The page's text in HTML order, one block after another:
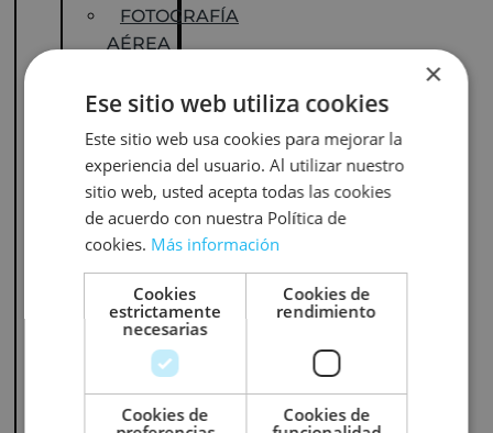
FOTOGRAFÍA
AÉREA
DRONES
FOTOGRAFÍA
AÉREA
CON
CÓRDOBA
FOTOGRAFÍA
AÉREA
CON
DRONES
×
Ese sitio web utiliza cookies
Este sitio web usa cookies para mejorar la
experiencia del usuario. Al utilizar nuestro
sitio web, usted acepta todas las cookies
de acuerdo con nuestra Política de
cookies. Más información
Cookies
estrictamente
necesarias
Cookies de
rendimiento
Cookies de
Cookies de